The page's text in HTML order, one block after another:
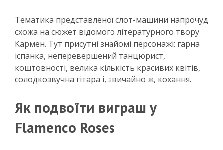
Тематика представленої слот-машини напрочуд
схожа на сюжет відомого літературного твору
Кармен. Тут присутні знайомі персонажі: гарна
іспанка, неперевершений танцюрист,
коштовності, велика кількість красивих квітів,
солодкозвучна гітара і, звичайно ж, кохання.
Як подвоїти виграш у
Flamenco Roses